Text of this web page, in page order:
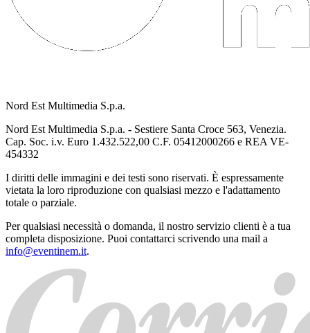
Nord Est Multimedia S.p.a.
Nord Est Multimedia S.p.a. - Sestiere Santa Croce 563, Venezia.
Cap. Soc. i.v. Euro 1.432.522,00 C.F. 05412000266 e REA VE-
454332
I diritti delle immagini e dei testi sono riservati. È espressamente
vietata la loro riproduzione con qualsiasi mezzo e l'adattamento
totale o parziale.
Per qualsiasi necessità o domanda, il nostro servizio clienti è a tua
completa disposizione. Puoi contattarci scrivendo una mail a
info@eventinem.it.